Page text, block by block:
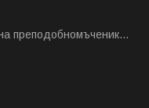
преподобномъченик...